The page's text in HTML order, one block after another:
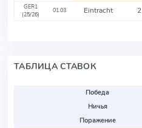
GER1
(25/26)
01.03 Eintracht 2
ТАБЛИЦА СТАВОК
Победа
Ничья
Поражение